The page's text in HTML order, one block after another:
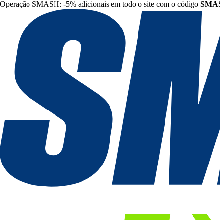
Operação SMASH: -5% adicionais em todo o site com o código